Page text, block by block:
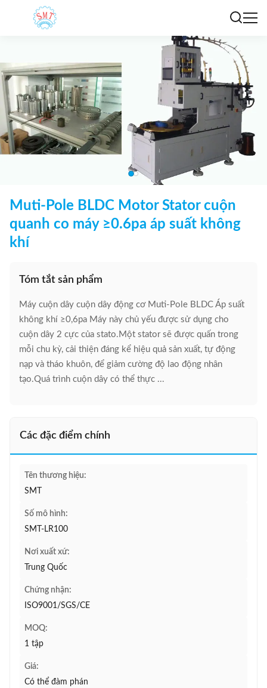
Muti-Pole BLDC Motor Stator cuộn
quanh co máy ≥0.6pa áp suất không
khí
Tóm tắt sản phẩm
Máy cuộn dây cuộn dây động cơ Muti-Pole BLDC Áp suất
không khí ≥0,6pa Máy này chủ yếu được sử dụng cho
cuộn dây 2 cực của stato.Một stator sẽ được quấn trong
mỗi chu kỳ, cải thiện đáng kể hiệu quả sản xuất, tự động
nạp và tháo khuôn, để giảm cường độ lao động nhân
tạo.Quá trình cuộn dây có thể thực ...
Các đặc điểm chính
Tên thương hiệu:
SMT
Số mô hình:
SMT-LR100
Nơi xuất xứ:
Trung Quốc
Chứng nhận:
ISO9001/SGS/CE
MOQ:
1 tập
Giá:
Có thể đàm phán